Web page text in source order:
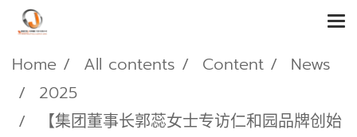
Home All contents Content
News
2025
【集团董事长郭蕊女士专访仁和园品牌创始